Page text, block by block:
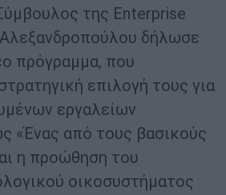
της Enterprise
δήλωσε
πρόγραμμα, που
επιλογή τους για
εργαλείων
«Ένας από τους βασικούς
η προώθηση του
οικοσυστήματος